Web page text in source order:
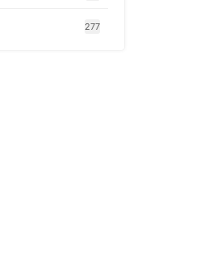
277